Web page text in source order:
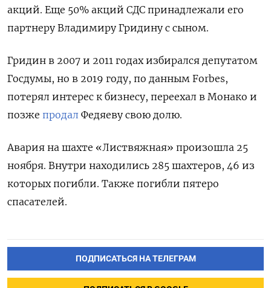
акций. Еще 50% акций СДС принадлежали его
партнеру Владимиру Гридину с сыном.
Гридин в 2007 и 2011 годах избирался депутатом
Госдумы, но в 2019 году, по данным Forbes,
потерял интерес к бизнесу, переехал в Монако и
позже продал Федяеву свою долю.
Авария на шахте «Листвяжная» произошла 25
ноября. Внутри находились 285 шахтеров, 46 из
которых погибли. Также погибли пятеро
спасателей.
ПОДПИСАТЬСЯ НА ТЕЛЕГРАМ